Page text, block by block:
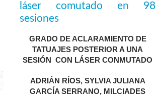
láser comutado en 98
sesiones
GRADO DE ACLARAMIENTO DE
TATUAJES POSTERIOR A UNA
SESIÓN CON LÁSER CONMUTADO
ADRIÁN RÍOS, SYLVIA JULIANA
GARCÍA SERRANO, MILCIADES